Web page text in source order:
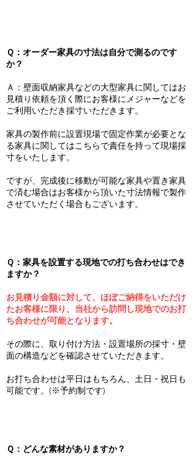
Ｑ：オーダー家具の寸法は自分で測るのです
か？
Ａ：壁面収納家具などの大型家具に関してはお
見積り依頼を頂く際にお客様にメジャーなどを
ご利用いただき採寸いただきます。
家具の製作前に設置現場で固定作業が必要とな
る家具に関してはこちらで責任を持って現場採
寸をいたします。
ですが、完成後に移動が可能な家具や置き家具
で済む場合はお客様から頂いた寸法情報で製作
させていただく場合もございます。
Ｑ：家具を設置する現地での打ち合わせはでき
ますか？
お見積り金額に対して、ほぼご納得をいただけ
たお客様に限り、当社から訪問し現地でのお打
ち合わせが可能となります。
その際に、取り付け方法・設置場所の採寸・壁
面の構造などを確認させていただきます。
お打ち合わせは平日はもちろん、土日・祝日も
可能です。(※予約制です)
Ｑ：どんな素材がありますか？